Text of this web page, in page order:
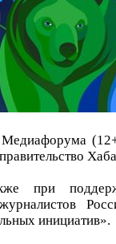
Медиафорума
при
инициатив».